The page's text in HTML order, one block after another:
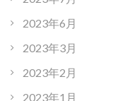
2023年6月
2023年3月
2023年2月
2023年1月